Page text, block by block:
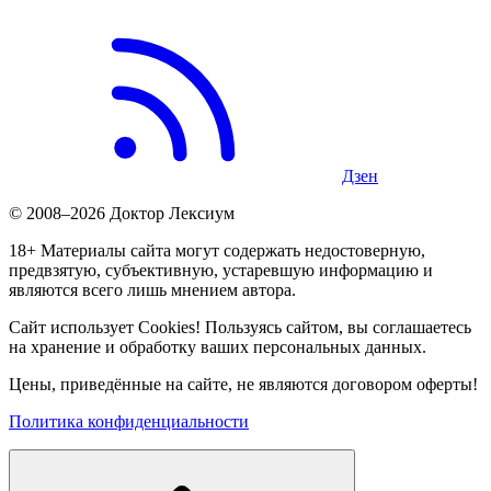
Дзен
© 2008–2026 Доктор Лексиум
18+ Материалы сайта могут содержать недостоверную,
предвзятую, субъективную, устаревшую информацию и
являются всего лишь мнением автора.
Сайт использует Cookies! Пользуясь сайтом, вы соглашаетесь
на хранение и обработку ваших персональных данных.
Цены, приведённые на сайте, не являются договором оферты!
Политика конфиденциальности